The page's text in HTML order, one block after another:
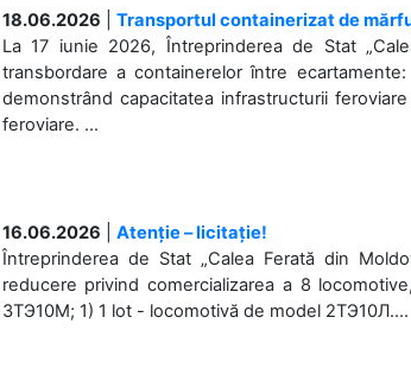
18.06.2026
Transportul containerizat de
La 17 iunie 2026, Întreprinderea de Stat
transbordare a containerelor între
demonstrând capacitatea infrastructurii
feroviare. ...
16.06.2026
Atenție – licitație!
Întreprinderea de Stat „Calea Ferată din
reducere privind comercializarea a 8
3ТЭ10М; 1) 1 lot - locomotivă de model 2ТЭ10Л....